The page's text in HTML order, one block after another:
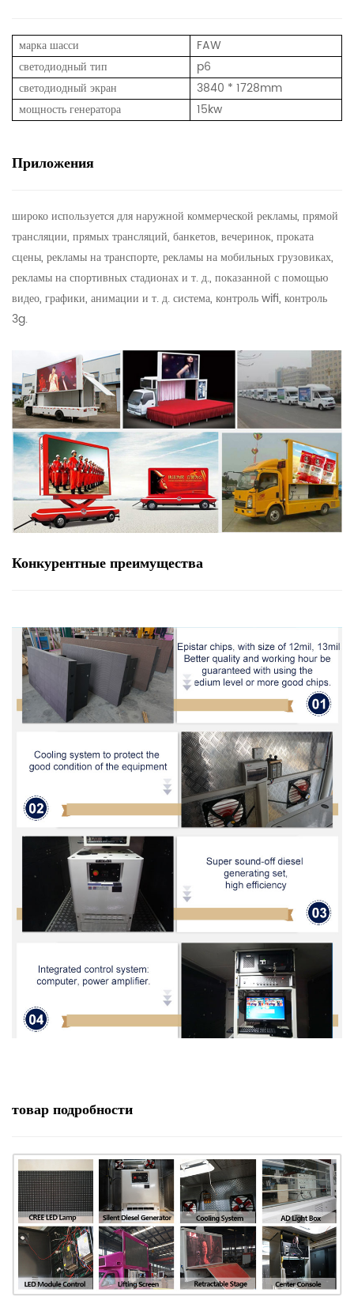
марка шасси
FAW
светодиодный тип
p6
светодиодный экран
3840 * 1728mm
мощность генератора
15kw
Приложения
широко используется для наружной коммерческой рекламы, прямой
трансляции, прямых трансляций, банкетов, вечеринок, проката
сцены, рекламы на транспорте, рекламы на мобильных грузовиках,
рекламы на спортивных стадионах и т. д., показанной с помощью
видео, графики, анимации и т. д. система, контроль wifi, контроль
3g.
Конкурентные преимущества
товарподробности